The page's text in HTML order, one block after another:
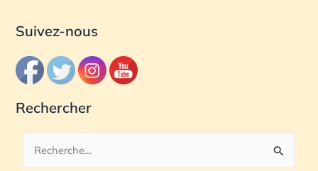
Suivez-nous
Rechercher